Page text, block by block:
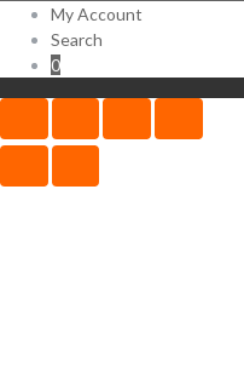
My Account
Search
0